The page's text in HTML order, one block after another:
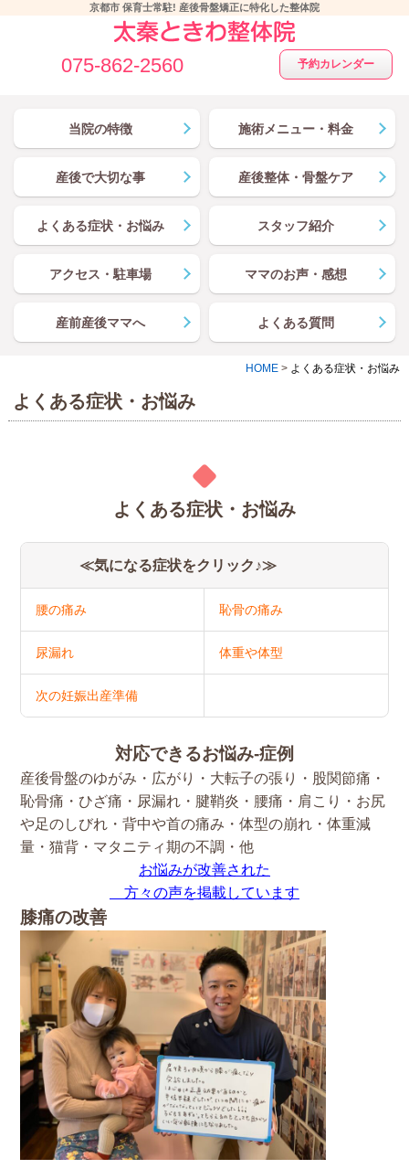
京都市 保育士常駐! 産後骨盤矯正に特化した整体院
075-862-2560 予約カレンダー
当院の特徴 施術メニュー・料金
産後で大切な事 産後整体・骨盤ケア
よくある症状・お悩み スタッフ紹介
アクセス・駐車場 ママのお声・感想
産前産後ママへ よくある質問
HOME > よくある症状・お悩み
よくある症状・お悩み
よくある症状・お悩み
≪気になる症状をクリック♪≫
腰の痛み 恥骨の痛み
尿漏れ 体重や体型
次の妊娠出産準備
対応できるお悩み-症例
産後骨盤のゆがみ・広がり・大転子の張り・股関節痛・
恥骨痛・ひざ痛・尿漏れ・腱鞘炎・腰痛・肩こり・ お尻
や足のしびれ・背中や首の痛み・体型の崩れ・体重減
量・猫背・マタニティ期の不調・他
お悩みが改善された
方々の声を掲載しています
膝痛の改善